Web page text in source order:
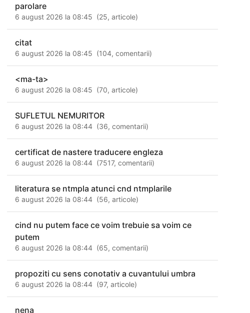
parolare
6 august 2026 la 08:45 (25,articole)
citat
6 august 2026 la 08:45 (104,comentarii)
<ma-ta>
6 august 2026 la 08:45 (70,articole)
SUFLETUL NEMURITOR
6 august 2026 la 08:44 (36,comentarii)
certificat de nastere traducere engleza
6 august 2026 la 08:44 (7517,comentarii)
literatura se ntmpla atunci cnd ntmplarile
6 august 2026 la 08:44 (56,articole)
cind nu putem face ce voim trebuie sa voim ce
putem
6 august 2026 la 08:44 (65,comentarii)
propoziti cu sens conotativ a cuvantului umbra
6 august 2026 la 08:44 (97,articole)
nena